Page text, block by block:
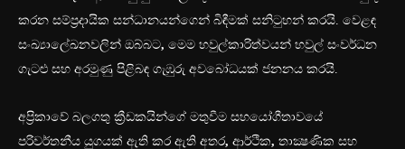
කරන සම්ප්‍රදායික සන්ධානයන්ගෙන් බිඳීමක් සනිටුහන් කරයි. වෙළඳ
සංඛ්‍යාලේඛනවලින් ඔබ්බට, මෙම හවුල්කාරිත්වයන් හවුල් සංවර්ධන
ගැටළු සහ අරමුණු පිළිබඳ ගැඹුරු අවබෝධයක් ජනනය කරයි.
අප්‍රිකාවේ බලගතු ක්‍රීඩකයින්ගේ මතුවීම සහයෝගීතාවයේ
පරිවර්තනීය යුගයක් ඇති කර ඇති අතර, ආර්ථික, තාක්‍ෂණික සහ